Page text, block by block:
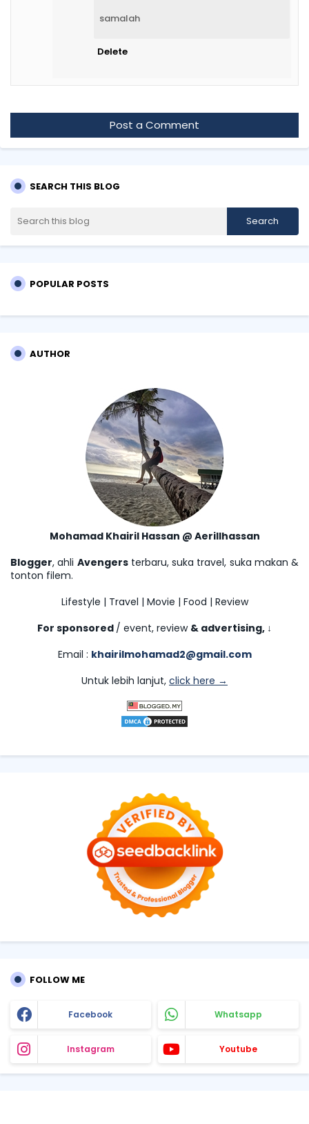
samalah
Delete
Post a Comment
SEARCH THIS BLOG
POPULAR POSTS
AUTHOR
Mohamad Khairil Hassan @ Aerillhassan
Blogger, ahli Avengersterbaru, suka travel, suka makan &
tonton filem.
Lifestyle | Travel | Movie | Food | Review
For sponsored / event, review & advertising, ↓
Email : khairilmohamad2@gmail.com
Untuk lebih lanjut, click here →
FOLLOW ME
Facebook Whatsapp
Instagram Youtube